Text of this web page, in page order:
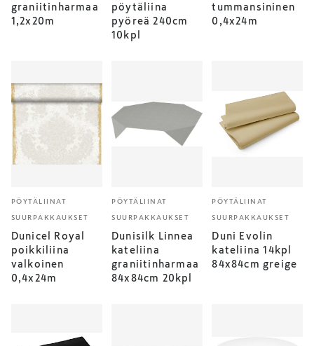
graniitinharmaa
1,2x20m
pöytäliina
pyöreä 240cm
10kpl
tummansininen
0,4x24m
PÖYTÄLIINAT
SUURPAKKAUKSET
Dunicel Royal
poikkiliina
valkoinen
0,4x24m
PÖYTÄLIINAT
SUURPAKKAUKSET
Dunisilk Linnea
kateliina
graniitinharmaa
84x84cm 20kpl
PÖYTÄLIINAT
SUURPAKKAUKSET
Duni Evolin
kateliina 14kpl
84x84cm greige